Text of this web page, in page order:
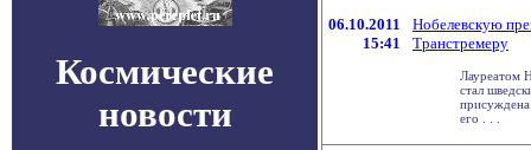
Космические
новости
06.10.2011
15:41
Нобелевскую
Транстремеру
Лауреатом
стал
его . . .